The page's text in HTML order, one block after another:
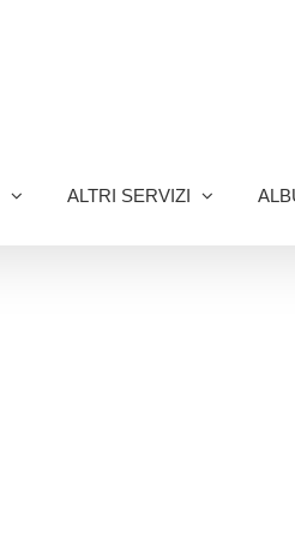
ALTRI SERVIZI